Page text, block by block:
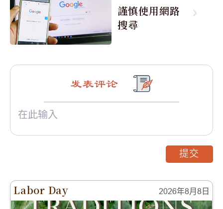
謹慎使用網路
搜尋
Labor Day 2026年8月8日
发表评论
提交